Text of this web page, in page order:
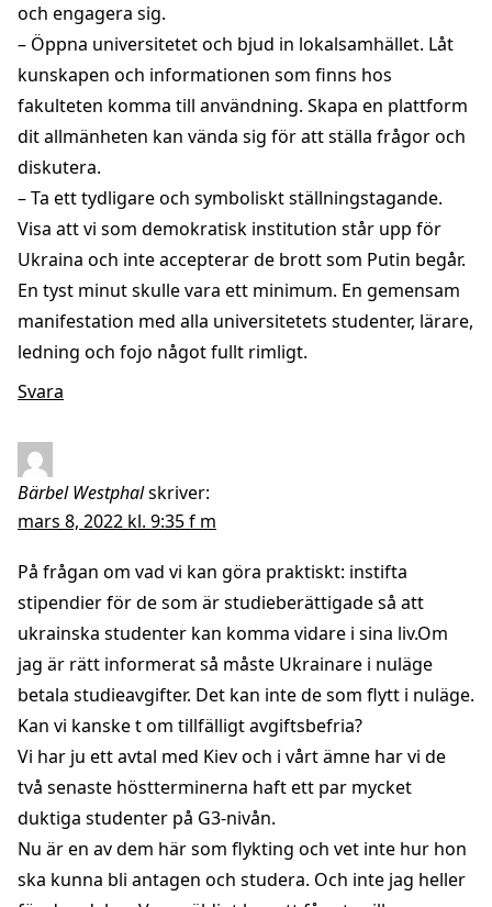
och engagera sig.
– Öppna universitetet och bjud in lokalsamhället. Låt
kunskapen och informationen som finns hos
fakulteten komma till användning. Skapa en plattform
dit allmänheten kan vända sig för att ställa frågor och
diskutera.
– Ta ett tydligare och symboliskt ställningstagande.
Visa att vi som demokratisk institution står upp för
Ukraina och inte accepterar de brott som Putin begår.
En tyst minut skulle vara ett minimum. En gemensam
manifestation med alla universitetets studenter, lärare,
ledning och fojo något fullt rimligt.
Svara
Bärbel Westphalskriver:
mars 8, 2022 kl. 9:35 f m
På frågan om vad vi kan göra praktiskt: instifta
stipendier för de som är studieberättigade så att
ukrainska studenter kan komma vidare i sina liv.Om
jag är rätt informerat så måste Ukrainare i nuläge
betala studieavgifter. Det kan inte de som flytt i nuläge.
Kan vi kanske t om tillfälligt avgiftsbefria?
Vi har ju ett avtal med Kiev och i vårt ämne har vi de
två senaste höstterminerna haft ett par mycket
duktiga studenter på G3-nivån.
Nu är en av dem här som flykting och vet inte hur hon
ska kunna bli antagen och studera. Och inte jag heller